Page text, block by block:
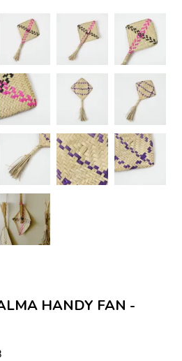
HANDY FAN -